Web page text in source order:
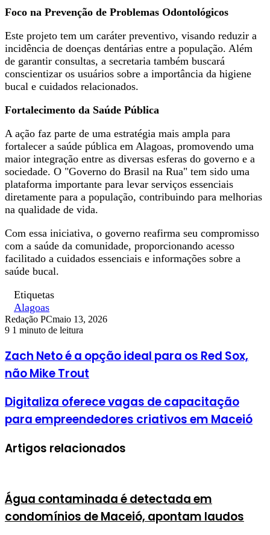
Foco na Prevenção de Problemas Odontológicos
Este projeto tem um caráter preventivo, visando reduzir a
incidência de doenças dentárias entre a população. Além
de garantir consultas, a secretaria também buscará
conscientizar os usuários sobre a importância da higiene
bucal e cuidados relacionados.
Fortalecimento da Saúde Pública
A ação faz parte de uma estratégia mais ampla para
fortalecer a saúde pública em Alagoas, promovendo uma
maior integração entre as diversas esferas do governo e a
sociedade. O "Governo do Brasil na Rua" tem sido uma
plataforma importante para levar serviços essenciais
diretamente para a população, contribuindo para melhorias
na qualidade de vida.
Com essa iniciativa, o governo reafirma seu compromisso
com a saúde da comunidade, proporcionando acesso
facilitado a cuidados essenciais e informações sobre a
saúde bucal.
Etiquetas
Alagoas
Redação PCmaio 13, 2026
9 1 minuto de leitura
Zach Neto é a opção ideal para os Red Sox,
não Mike Trout
Digitaliza oferece vagas de capacitação
para empreendedores criativos em Maceió
Artigos relacionados
Água contaminada é detectada em
condomínios de Maceió, apontam laudos